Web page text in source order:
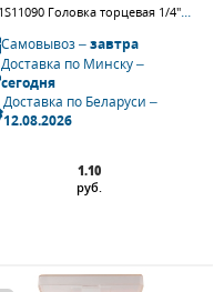
S11S11090 Головка торцевая 1/4"DR, 9 мм
Самовывоз –завтра
Доставка по Минску –
сегодня
Доставка по Беларуси –
12.08.2026
1.10
руб.